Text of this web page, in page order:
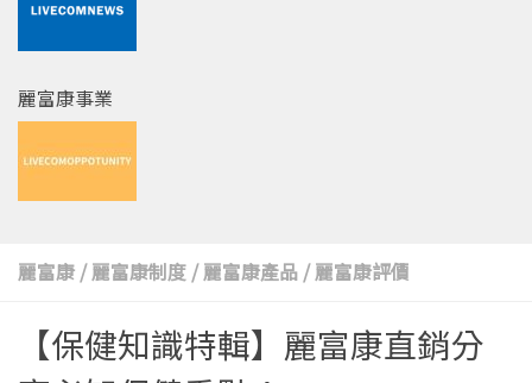
麗富康 /麗富康制度 /麗富康產品 /麗富康評價
【保健知識特輯】麗富康直銷分
麗富康事業